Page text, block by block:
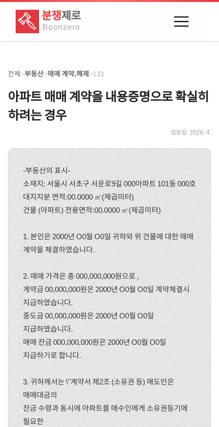
분쟁제로
Boonzero
전체>부동산>매매 계약,해제>131
아파트 매매 계약을 내용증명으로 확실히
하려는 경우
검토일:2026. 4.
-부동산의 표시-
소재지: 서울시 서초구 서운로9길 000아파트 101동 000호
대지지분 면적:00.0000 ㎡(제곱미터)
건물 (아파트) 전용면적:00.0000 ㎡(제곱미터)
1. 본인은 2000년 O0월 O0일 귀하와 위 건물에 대한 매매
계약을 체결하였습니다.
2. 매매 가격은 총 000,000,000원으로 ,
계약금 00,000,000원은 2000년 O0월 O0일 계약체결시
지급하였습니다.
중도금 00,000,000원은 2000년 O0월 O0일
지급하였습니다.
매매 잔금 000,000,000원은 2000년 O0월 O0일
지급하기로 합니다.
3. 귀하께서는 \"계약서 제2조 (소유권 등) 매도인은
매매대금의
잔금 수령과 동시에 아파트를 매수인에게 소유권등기에
필요한